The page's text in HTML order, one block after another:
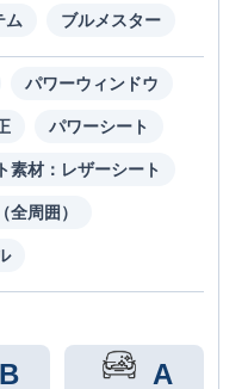
ム ブルメスター
パワーウィンドウ
パワーシート
素材：レザーシート
全周囲）
B A